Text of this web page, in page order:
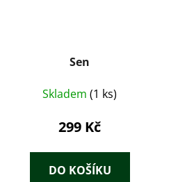
Sen
Skladem (1 ks)
299 Kč
DO KOŠÍKU